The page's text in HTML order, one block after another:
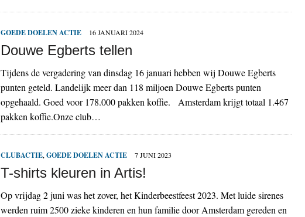
GOEDE DOELEN ACTIE 16 JANUARI 2024
Douwe Egberts tellen
Tijdens de vergadering van dinsdag 16 januari hebben wij Douwe Egberts
punten geteld. Landelijk meer dan 118 miljoen Douwe Egberts punten
opgehaald. Goed voor 178.000 pakken koffie. Amsterdam krijgt totaal 1.467
pakken koffie.Onze club…
CLUBACTIE,GOEDE DOELEN ACTIE 7 JUNI 2023
T-shirts kleuren in Artis!
Op vrijdag 2 juni was het zover, het Kinderbeestfeest 2023. Met luide sirenes
werden ruim 2500 zieke kinderen en hun familie door Amsterdam gereden en